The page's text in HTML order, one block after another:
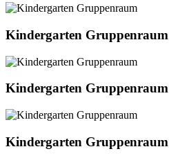
Kindergarten Gruppenraum
Kindergarten Gruppenraum
Kindergarten Gruppenraum